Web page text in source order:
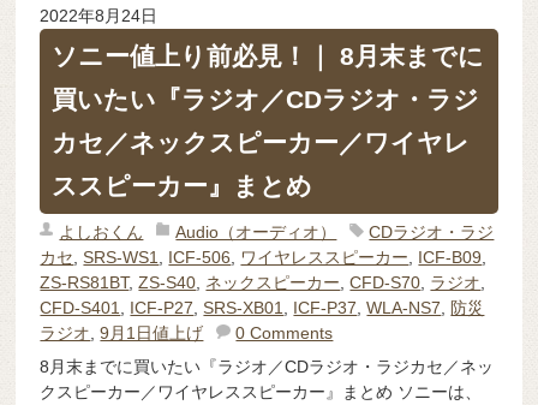
2022年8月24日
ソニー値上り前必見！｜ 8月末までに
買いたい『ラジオ／CDラジオ・ラジ
カセ／ネックスピーカー／ワイヤレ
ススピーカー』まとめ
よしおくん Audio（オーディオ）
CDラジオ・ラジ
カセ ,SRS-WS1 ICF-506 ワイヤレススピーカー ICF-B09
ZS-RS81BT,ZS-S40 ネックスピーカー ,CFD-S70 ラジオ
CFD-S401
ICF-P27 ,SRS-XB01 ICF-P37 ,WLA-NS7 ,防災
ラジオ ,9月1日値上げ
0 Comments
8月末までに買いたい『ラジオ／CDラジオ・ラジカセ／ネッ
クスピーカー／ワイヤレススピーカー』まとめ ソニーは、